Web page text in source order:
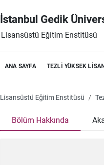
İstanbul Gedik
Lisansüstü Eğitim Enstitüsü
ANA SAYFA TEZLI YÜKSEK
Lisansüstü Eğitim Enstitüsü
Bölüm Hakkında